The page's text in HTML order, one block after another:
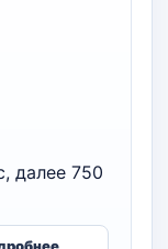
далее 750